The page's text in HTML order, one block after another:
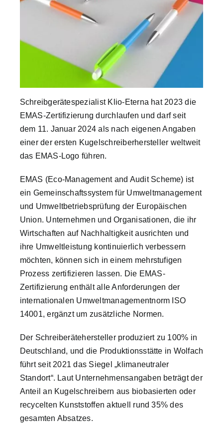
Best Practices
Nachhaltigkeit
Magazin
Über uns
Suche
nach:
Schreibgerätespezialist Klio-Eterna hat 2023 die
EMAS-Zertifizierung durchlaufen und darf seit
dem 11. Januar 2024 als nach eigenen Angaben
einer der ersten Kugelschreiberhersteller weltweit
das EMAS-Logo führen.
EMAS (Eco-Management and Audit Scheme) ist
ein Gemeinschaftssystem für Umweltmanagement
und Umweltbetriebsprüfung der Europäischen
Union. Unternehmen und Organisationen, die ihr
Wirtschaften auf Nachhaltigkeit ausrichten und
ihre Umweltleistung kontinuierlich verbessern
möchten, können sich in einem mehrstufigen
Prozess zertifizieren lassen. Die EMAS-
Zertifizierung enthält alle Anforderungen der
internationalen Umweltmanagementnorm ISO
14001, ergänzt um zusätzliche Normen.
Der Schreiberätehersteller produziert zu 100% in
Deutschland, und die Produktionsstätte in Wolfach
führt seit 2021 das Siegel „klimaneutraler
Standort“. Laut Unternehmensangaben beträgt der
Anteil an Kugelschreibern aus biobasierten oder
recycelten Kunststoffen aktuell rund 35% des
gesamten Absatzes.